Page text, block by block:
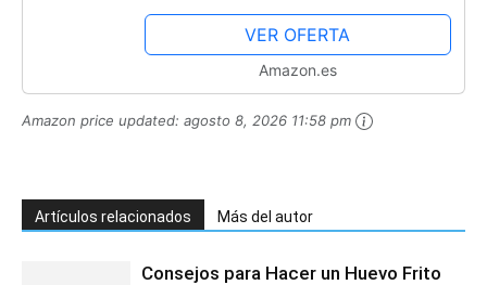
VER OFERTA
Amazon.es
Amazon price updated: agosto 8, 2026 11:58 pm
Artículos relacionados Más del autor
Consejos para Hacer un Huevo Frito